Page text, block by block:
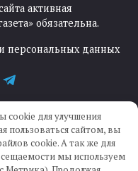
активная
обязательна.
персональных данных
—IKWEB
cookie для улучшения
пользоваться сайтом, вы
cookie. А так же для
мы используем